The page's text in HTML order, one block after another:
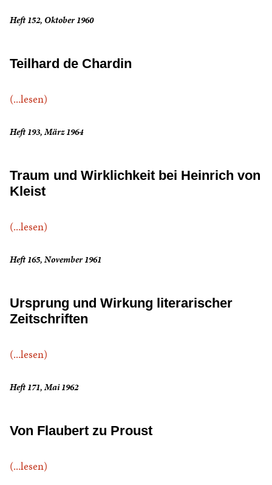
Heft 152, Oktober 1960
Teilhard de Chardin
(...lesen)
Heft 193, März 1964
Traum und Wirklichkeit bei Heinrich von
Kleist
(...lesen)
Heft 165, November 1961
Ursprung und Wirkung literarischer
Zeitschriften
(...lesen)
Heft 171, Mai 1962
Von Flaubert zu Proust
(...lesen)